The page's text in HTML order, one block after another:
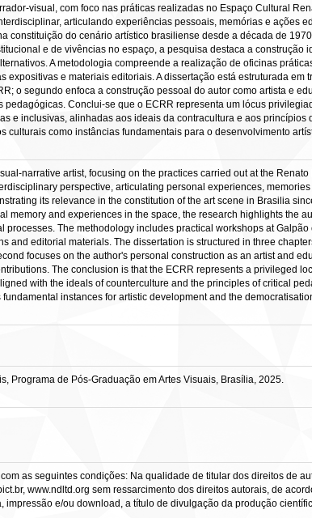
visual, com foco nas práticas realizadas no Espaço Cultural
articulando experiências pessoais, memórias e ações
constituição do cenário artístico brasiliense desde a década de
e de vivências no espaço, a pesquisa destaca a construção
A metodologia compreende a realização de oficinas
e materiais editoriais. A dissertação está estruturada em
o segundo enfoca a construção pessoal do autor como artista e
Conclui-se que o ECRR representa um lócus
e inclusivas, alinhadas aos ideais da contracultura e aos princípios
como instâncias fundamentais para o desenvolvimento
narrative artist, focusing on the practices carried out at the Renato
perspective, articulating personal experiences,
its relevance in the constitution of the art scene in Brasilia
and experiences in the space, the research highlights the
The methodology includes practical workshops at Galpão
editorial materials. The dissertation is structured in three
focuses on the author's personal construction as an artist and
The conclusion is that the ECRR represents a privileged
with the ideals of counterculture and the principles of critical
instances for artistic development and the
Programa de Pós-Graduação em Artes Visuais, Brasília, 2025.
as seguintes condições: Na qualidade de titular dos direitos de
www.ndltd.org sem ressarcimento dos direitos autorais, de
e/ou download, a título de divulgação da produção